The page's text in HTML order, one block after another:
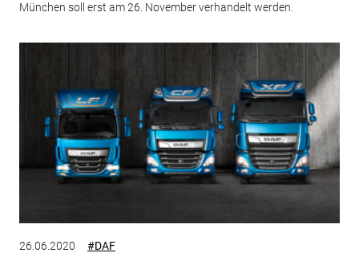
München soll erst am 26. November verhandelt werden.
26.06.2020 #DAF